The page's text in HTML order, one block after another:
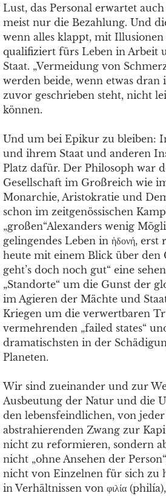
Lust, das Personal erwartet
meist nur die Bezahlung. Und
wenn alles klappt, mit
qualifiziert fürs Leben in Arbeit
Staat. „Vermeidung von
werden beide, wenn etwas dran
zuvor geschrieben steht, nicht
können.
Und um bei Epikur zu bleiben:
und ihrem Staat und anderen
Platz dafür. Der Philosoph war
Gesellschaft im Großreich wie
Monarchie, Aristokratie und
schon im zeitgenössischen
„großen“Alexanders wenig
gelingendes Leben in ἡδονή,
heute mit einem Blick über den
geht’s doch noch gut“ eine
„Standorte“ um die Gunst der
im Agieren der Mächte und
Kriegen um die verwertbaren
vermehrenden „failed states“
dramatischsten in der
Planeten.
Wir sind zueinander und zur
Ausbeutung der Natur und die
den lebensfeindlichen, von
abstrahierenden Zwang zur
nicht zu reformieren, sondern
nicht „ohne Ansehen der
nicht von Einzelnen für sich zu
in Verhältnissen von φιλία